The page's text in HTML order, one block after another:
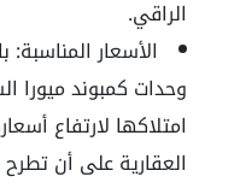
الراقي.
الأسعار المناسبة:
وحدات كمبوند ميورا
امتلاكها لارتفاع
العقارية على أن